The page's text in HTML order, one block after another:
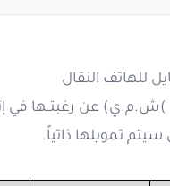
للهاتف النقال
تمويلها ذاتياً.